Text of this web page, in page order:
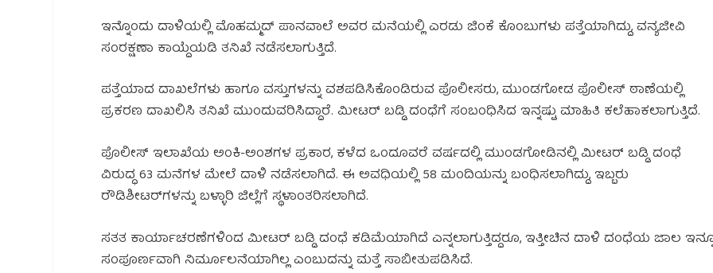
ಇನ್ನೊಂದು ದಾಳಿಯಲ್ಲಿ ಮೊಹಮ್ಮದ್ ಪಾನವಾಲೆ ಅವರ ಮನೆಯಲ್ಲಿ ಎರಡು ಜಿಂಕೆ ಕೊಂಬುಗಳು ಪತ್ತೆಯಾಗಿದ್ದು, ವನ್ಯಜೀವಿ
ಸಂರಕ್ಷಣಾ ಕಾಯ್ದೆಯಡಿ ತನಿಖೆ ನಡೆಸಲಾಗುತ್ತಿದೆ.
ಪತ್ತೆಯಾದ ದಾಖಲೆಗಳು ಹಾಗೂ ವಸ್ತುಗಳನ್ನು ವಶಪಡಿಸಿಕೊಂಡಿರುವ ಪೊಲೀಸರು, ಮುಂಡಗೋಡ ಪೊಲೀಸ್ ಠಾಣೆಯಲ್ಲಿ
ಪ್ರಕರಣ ದಾಖಲಿಸಿ ತನಿಖೆ ಮುಂದುವರಿಸಿದ್ದಾರೆ. ಮೀಟರ್ ಬಡ್ಡಿ ದಂಧೆಗೆ ಸಂಬಂಧಿಸಿದ ಇನ್ನಷ್ಟು ಮಾಹಿತಿ ಕಲೆಹಾಕಲಾಗುತ್ತಿದೆ.
ಪೊಲೀಸ್ ಇಲಾಖೆಯ ಅಂಕಿ-ಅಂಶಗಳ ಪ್ರಕಾರ, ಕಳೆದ ಒಂದೂವರೆ ವರ್ಷದಲ್ಲಿ ಮುಂಡಗೋಡಿನಲ್ಲಿ ಮೀಟರ್ ಬಡ್ಡಿ ದಂಧೆ
ವಿರುದ್ಧ 63 ಮನೆಗಳ ಮೇಲೆ ದಾಳಿ ನಡೆಸಲಾಗಿದೆ. ಈ ಅವಧಿಯಲ್ಲಿ 58 ಮಂದಿಯನ್ನು ಬಂಧಿಸಲಾಗಿದ್ದು, ಇಬ್ಬರು
ರೌಡಿಶೀಟರ್‌ಗಳನ್ನು ಬಳ್ಳಾರಿ ಜಿಲ್ಲೆಗೆ ಸ್ಥಳಾಂತರಿಸಲಾಗಿದೆ.
ಸತತ ಕಾರ್ಯಾಚರಣೆಗಳಿಂದ ಮೀಟರ್ ಬಡ್ಡಿ ದಂಧೆ ಕಡಿಮೆಯಾಗಿದೆ ಎನ್ನಲಾಗುತ್ತಿದ್ದರೂ, ಇತ್ತೀಚಿನ ದಾಳಿ ದಂಧೆಯ ಜಾಲ
ಸಂಪೂರ್ಣವಾಗಿ ನಿರ್ಮೂಲನೆಯಾಗಿಲ್ಲ ಎಂಬುದನ್ನು ಮತ್ತೆ ಸಾಬೀತುಪಡಿಸಿದೆ.